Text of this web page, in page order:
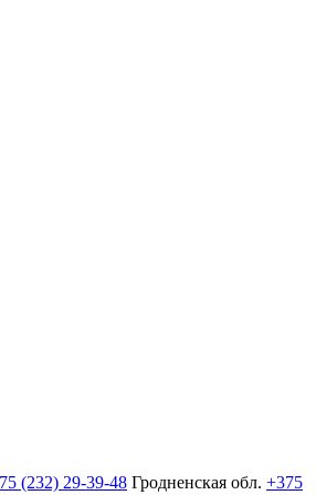
(232) 29-39-48 Гродненская обл. +375